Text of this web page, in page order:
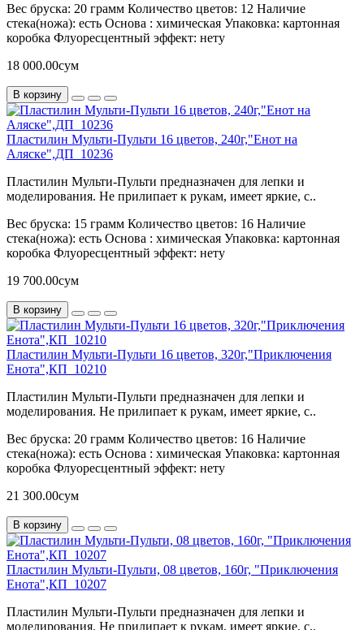
Вес бруска: 20 грамм Количество цветов: 12 Наличие
стека(ножа): есть Основа : химическая Упаковка: картонная
коробка Флуоресцентный эффект: нету
18 000.00сум
В корзину
Пластилин Мульти-Пульти 16 цветов, 240г,"Енот на
Аляске",ДП_10236
Пластилин Мульти-Пульти предназначен для лепки и
моделирования. Не прилипает к рукам, имеет яркие, с..
Вес бруска: 15 грамм Количество цветов: 16 Наличие
стека(ножа): есть Основа : химическая Упаковка: картонная
коробка Флуоресцентный эффект: нету
19 700.00сум
В корзину
Пластилин Мульти-Пульти 16 цветов, 320г,"Приключения
Енота",КП_10210
Пластилин Мульти-Пульти предназначен для лепки и
моделирования. Не прилипает к рукам, имеет яркие, с..
Вес бруска: 20 грамм Количество цветов: 16 Наличие
стека(ножа): есть Основа : химическая Упаковка: картонная
коробка Флуоресцентный эффект: нету
21 300.00сум
В корзину
Пластилин Мульти-Пульти, 08 цветов, 160г, "Приключения
Енота",КП_10207
Пластилин Мульти-Пульти предназначен для лепки и
моделирования. Не прилипает к рукам, имеет яркие, с..